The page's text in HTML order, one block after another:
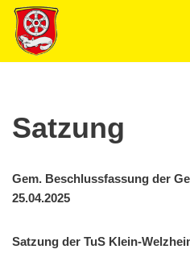
Zum
Inhalt
Satzung
Gem. Beschlussfassung der
25.04.2025
Satzung der TuS Klein-